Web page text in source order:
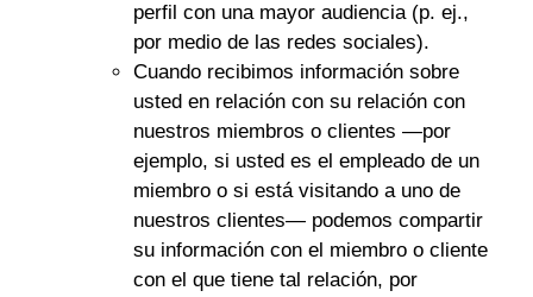
perfil con una mayor audiencia (p. ej.,
por medio de las redes sociales).
Cuando recibimos información sobre
usted en relación con su relación con
nuestros miembros o clientes —por
ejemplo, si usted es el empleado de un
miembro o si está visitando a uno de
nuestros clientes— podemos compartir
su información con el miembro o cliente
con el que tiene tal relación, por